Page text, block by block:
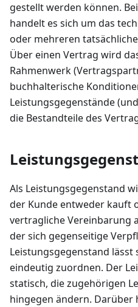
gestellt werden können.
handelt es sich um das
oder mehreren
Über einen Vertrag wird
Rahmenwerk
buchhalterische
Leistungsgegenstände
die Bestandteile des
Als Leistungsgegenstand
der Kunde entweder kauft
vertragliche Vereinbarung
der sich gegenseitige
Leistungsgegenstand lässt
eindeutig zuordnen. Der
statisch, die zugehörigen
hingegen ändern. Darüber